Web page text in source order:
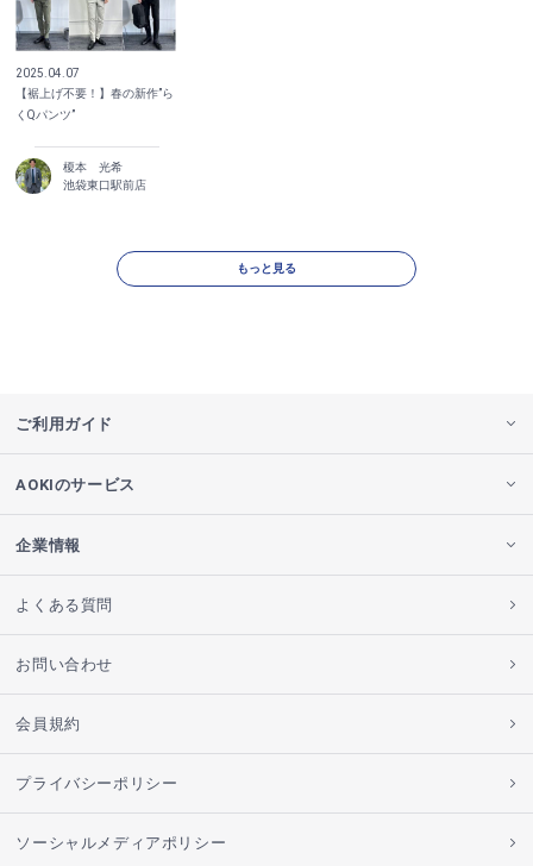
2025.04.07
【裾上げ不要！】春の新作”ら
くQパンツ”
榎本 光希
池袋東口駅前店
もっと見る
ご利用ガイド
AOKIのサービス
企業情報
よくある質問
お問い合わせ
会員規約
プライバシーポリシー
ソーシャルメディアポリシー